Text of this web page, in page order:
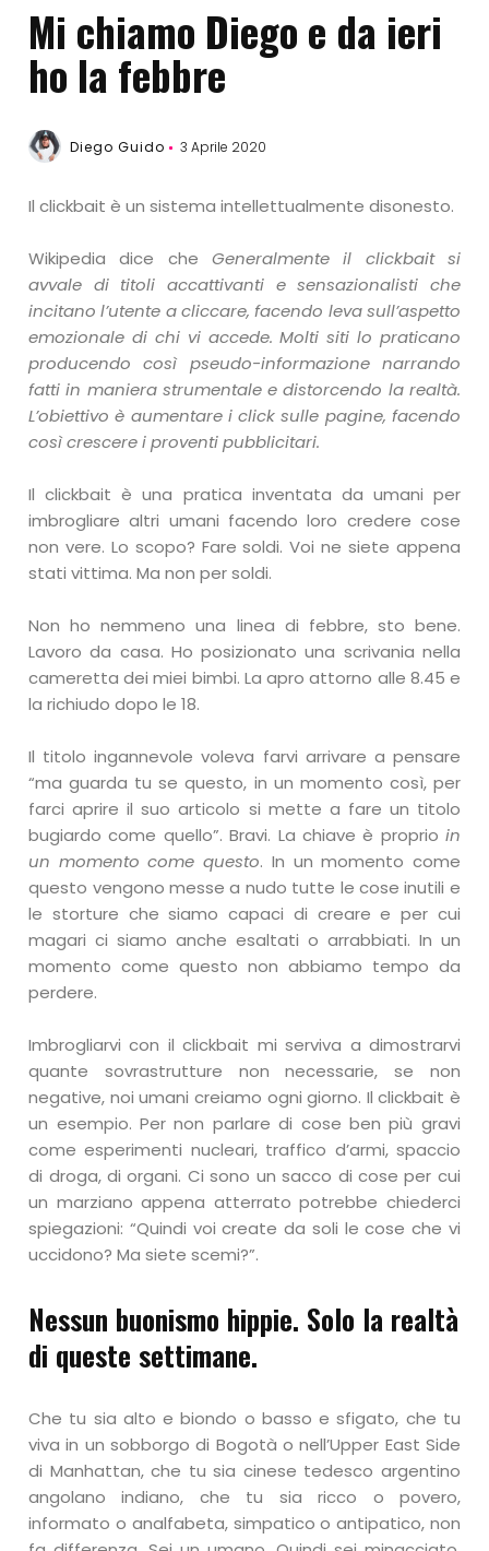
Mi chiamo Diego e da ieri
ho la febbre
Diego Guido 3 Aprile 2020
Il clickbait è un sistema intellettualmente disonesto.
Wikipedia dice che Generalmente il clickbait si
avvale di titoli accattivanti e sensazionalisti che
incitano l’utente a cliccare, facendo leva sull’aspetto
emozionale di chi vi accede. Molti siti lo praticano
producendo così pseudo-informazione narrando
fatti in maniera strumentale e distorcendo la realtà.
L’obiettivo è aumentare i click sulle pagine, facendo
così crescere i proventi pubblicitari.
Il clickbait è una pratica inventata da umani per
imbrogliare altri umani facendo loro credere cose
non vere. Lo scopo? Fare soldi. Voi ne siete appena
stati vittima. Ma non per soldi.
Non ho nemmeno una linea di febbre, sto bene.
Lavoro da casa. Ho posizionato una scrivania nella
cameretta dei miei bimbi. La apro attorno alle 8.45 e
la richiudo dopo le 18.
Il titolo ingannevole voleva farvi arrivare a pensare
“ma guarda tu se questo, in un momento così, per
farci aprire il suo articolo si mette a fare un titolo
bugiardo come quello”. Bravi. La chiave è proprio in
un momento come questo. In un momento come
questo vengono messe a nudo tutte le cose inutili e
le storture che siamo capaci di creare e per cui
magari ci siamo anche esaltati o arrabbiati. In un
momento come questo non abbiamo tempo da
perdere.
Imbrogliarvi con il clickbait mi serviva a dimostrarvi
quante sovrastrutture non necessarie, se non
negative, noi umani creiamo ogni giorno. Il clickbait è
un esempio. Per non parlare di cose ben più gravi
come esperimenti nucleari, traffico d’armi, spaccio
di droga, di organi. Ci sono un sacco di cose per cui
un marziano appena atterrato potrebbe chiederci
spiegazioni: “Quindi voi create da soli le cose che vi
uccidono? Ma siete scemi?”.
Nessun buonismo hippie. Solo la realtà
di queste settimane.
Che tu sia alto e biondo o basso e sfigato, che tu
viva in un sobborgo di Bogotà o nell’Upper East Side
di Manhattan, che tu sia cinese tedesco argentino
angolano indiano, che tu sia ricco o povero,
informato o analfabeta, simpatico o antipatico, non